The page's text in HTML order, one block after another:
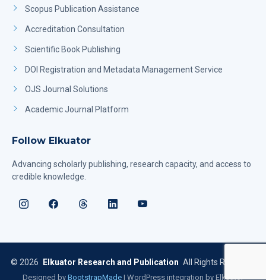
Scopus Publication Assistance
Accreditation Consultation
Scientific Book Publishing
DOI Registration and Metadata Management Service
OJS Journal Solutions
Academic Journal Platform
Follow Elkuator
Advancing scholarly publishing, research capacity, and access to
credible knowledge.
© 2026 Elkuator Research and Publication All Rights Reserved
Designed by BootstrapMade | WordPress integration by Elkuator